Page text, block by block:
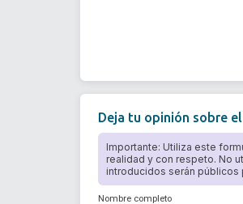
Deja tu opinión sobre
Importante: Utiliza este
realidad y con respeto. No
introducidos serán
Nombre completo